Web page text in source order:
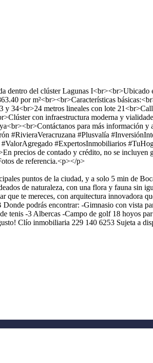
dentro del clúster Lagunas
por m²<br><br>Características
34<br>24 metros lineales con lote
con infraestructura moderna y
para más información
#RivieraVeracruzana #Plusvalía
#ExpertosInmobiliarios
de contado y crédito, no se incluyen
de referencia.<p></p>
puntos de la ciudad, y a solo 5 min de
de naturaleza, con una flora y fauna sin
te mereces, con arquitectura innovadora
podrás encontrar: -Gimnasio con vista
tenis -3 Albercas -Campo de golf 18 hoyos
Clío inmobiliaria 229 140 6253 Sujeta a